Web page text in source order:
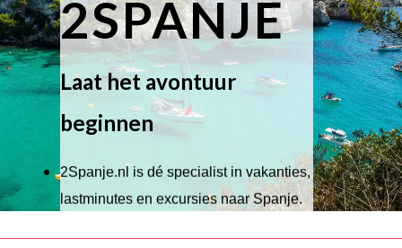
2SPANJE
Laat het avontuur
beginnen
2Spanje.nl is dé specialist in vakanties,
lastminutes en excursies naar Spanje.
Wij hebben een breed scala aan